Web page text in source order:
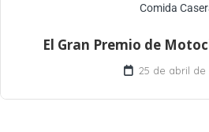
Comida
El Gran Premio de
25 de abril de